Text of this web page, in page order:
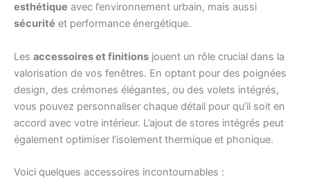
esthétique avec l’environnement urbain, mais aussi
sécurité et performance énergétique.
Les accessoires et finitions jouent un rôle crucial dans la
valorisation de vos fenêtres. En optant pour des poignées
design, des crémones élégantes, ou des volets intégrés,
vous pouvez personnaliser chaque détail pour qu’il soit en
accord avec votre intérieur. L’ajout de stores intégrés peut
également optimiser l’isolement thermique et phonique.
Voici quelques accessoires incontournables :